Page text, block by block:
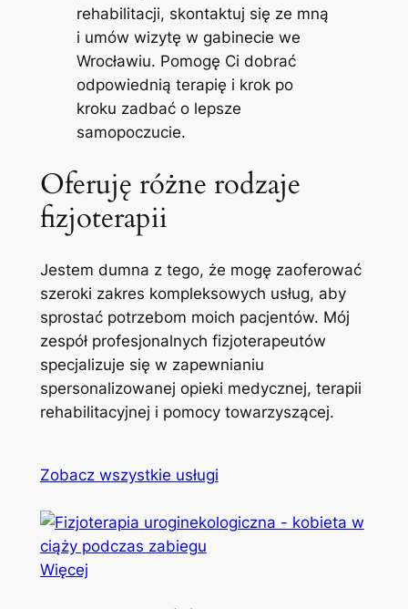
rehabilitacji, skontaktuj się ze mną
i umów wizytę w gabinecie we
Wrocławiu. Pomogę Ci dobrać
odpowiednią terapię i krok po
kroku zadbać o lepsze
samopoczucie.
Oferuję różne rodzaje
fizjoterapii
Jestem dumna z tego, że mogę zaoferować
szeroki zakres kompleksowych usług, aby
sprostać potrzebom moich pacjentów. Mój
zespół profesjonalnych fizjoterapeutów
specjalizuje się w zapewnianiu
spersonalizowanej opieki medycznej, terapii
rehabilitacyjnej i pomocy towarzyszącej.
Zobacz wszystkie usługi
Więcej